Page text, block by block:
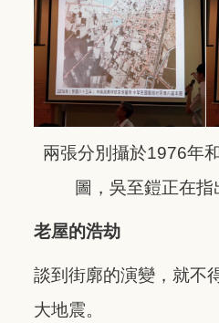
兩張分別攝於1976年
圖，吳至鎧正在指
老屋的浩劫
談到街廓的演變，就不
大地震。